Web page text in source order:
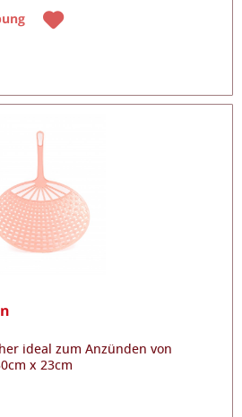
ideal zum Anzünden von
x 23cm